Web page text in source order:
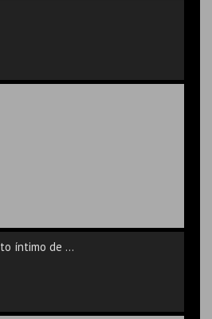
íntimo de ...